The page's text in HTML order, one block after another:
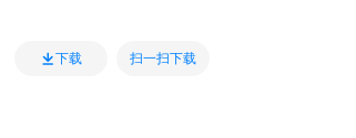
下载 扫一扫下载